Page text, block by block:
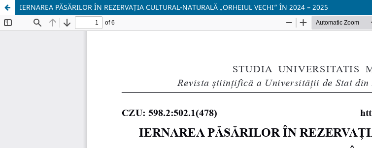
IERNAREA PĂSĂRILOR ÎN REZERVAȚIA CULTURAL-NATURALĂ „ORHEIUL VECHI” ÎN 2024 – 2025